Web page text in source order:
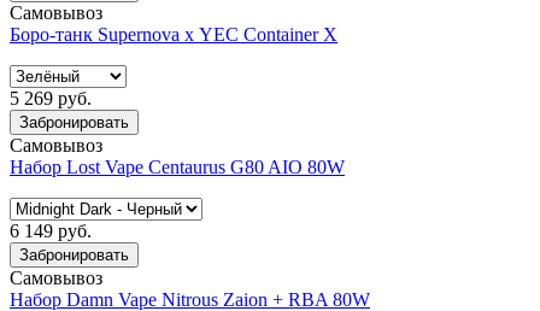
Самовывоз
Боро-танк Supernova х YEC Container X
5 269 руб.
Забронировать
Самовывоз
Набор Lost Vape Centaurus G80 AIO 80W
6 149 руб.
Забронировать
Самовывоз
Набор Damn Vape Nitrous Zaion + RBA 80W